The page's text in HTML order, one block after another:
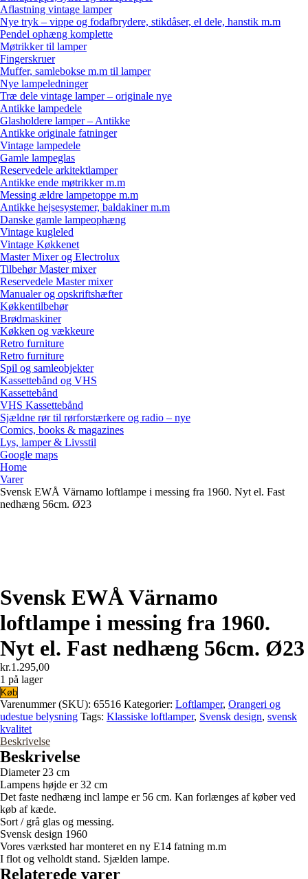
Aflastning vintage lamper
Nye tryk – vippe og fodafbrydere, stikdåser, el dele, hanstik m.m
Pendel ophæng komplette
Møtrikker til lamper
Fingerskruer
Muffer, samlebokse m.m til lamper
Nye lampeledninger
Træ dele vintage lamper – originale nye
Antikke lampedele
Glasholdere lamper – Antikke
Antikke originale fatninger
Vintage lampedele
Gamle lampeglas
Reservedele arkitektlamper
Antikke ende møtrikker m.m
Messing ældre lampetoppe m.m
Antikke hejsesystemer, baldakiner m.m
Danske gamle lampeophæng
Vintage kugleled
Vintage Køkkenet
Master Mixer og Electrolux
Tilbehør Master mixer
Reservedele Master mixer
Manualer og opskriftshæfter
Køkkentilbehør
Brødmaskiner
Køkken og vækkeure
Retro furniture
Retro furniture
Spil og samleobjekter
Kassettebånd og VHS
Kassettebånd
VHS Kassettebånd
Sjældne rør til rørforstærkere og radio – nye
Comics, books & magazines
Lys, lamper & Livsstil
Google maps
Home
Varer
Svensk EWÅ Värnamo loftlampe i messing fra 1960. Nyt el. Fast
nedhæng 56cm. Ø23
Svensk EWÅ Värnamo
loftlampe i messing fra 1960.
Nyt el. Fast nedhæng 56cm. Ø23
kr.1.295,00
1 på lager
Svensk
EWÅ
Värnamo
loftlampe
i
messing
fra
1960.
Nyt
el.
Fast
nedhæng
56cm.
Ø23
antal
Køb
Varenummer (SKU): 65516 Kategorier: Loftlamper, Orangeri og
udestue belysning Tags: Klassiske loftlamper, Svensk design, svensk
kvalitet
Beskrivelse
Beskrivelse
Diameter 23 cm
Lampens højde er 32 cm
Det faste nedhæng incl lampe er 56 cm. Kan forlænges af køber ved
køb af kæde.
Sort / grå glas og messing.
Svensk design 1960
Vores værksted har monteret en ny E14 fatning m.m
I flot og velholdt stand. Sjælden lampe.
Relaterede varer